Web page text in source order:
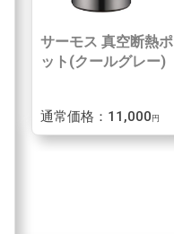
サーモス 真空断熱ポ
ット(クールグレー)
通常価格：11,000円